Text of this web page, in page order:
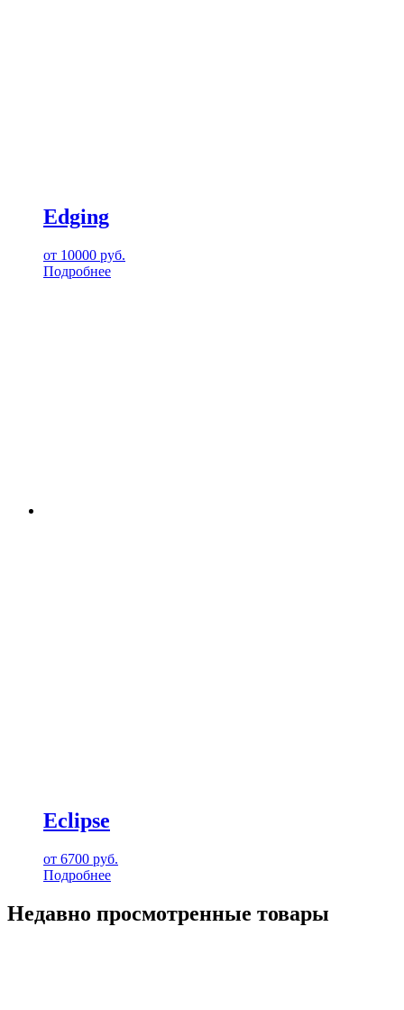
Edging
от 10000 руб.
Подробнее
Eclipse
от 6700 руб.
Подробнее
Недавно просмотренные товары